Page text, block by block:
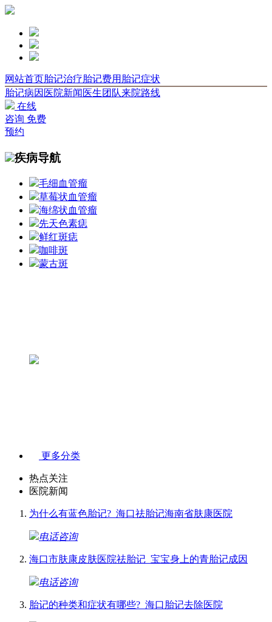
网站首页胎记治疗胎记费用 胎记症状
胎记病因 医院新闻 医生团队来院路线
在线
咨询 免费
预约
疾病导航
毛细血管瘤
草莓状血管瘤
海绵状血管瘤
先天色素痣
鲜红斑痣
咖啡斑
蒙古斑
更多分类
热点关注
医院新闻
为什么有蓝色胎记?_海口祛胎记海南省肤康医院
电话咨询
海口市肤康皮肤医院祛胎记_宝宝身上的青胎记成因
电话咨询
胎记的种类和症状有哪些?_海口胎记去除医院